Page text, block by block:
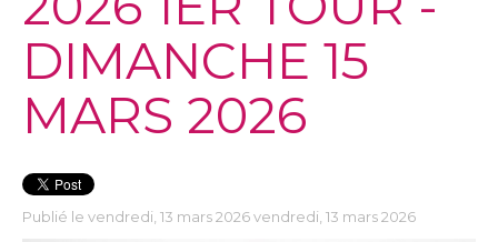
DIMANCHE 15
MARS 2026
Publié le vendredi, 13 mars 2026 vendredi, 13 mars 2026